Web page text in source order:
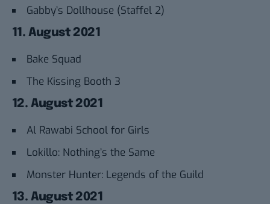
Gabby’s Dollhouse (Staffel 2)
11. August 2021
Bake Squad
The Kissing Booth 3
12. August 2021
Al Rawabi School for Girls
Lokillo: Nothing’s the Same
Monster Hunter: Legends of the Guild
13. August 2021